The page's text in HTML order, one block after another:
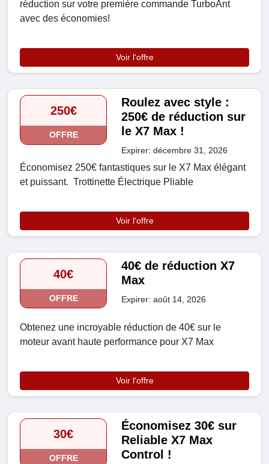
réduction sur votre première commande TurboAnt
avec des économies!
Voir l'offre
250€
OFFRE
Roulez avec style :
250€ de réduction sur
le X7 Max !
Expirer: décembre 31, 2026
Économisez 250€ fantastiques sur le X7 Max élégant
et puissant. Trottinette Électrique Pliable
Voir l'offre
40€
OFFRE
40€ de réduction X7
Max
Expirer: août 14, 2026
Obtenez une incroyable réduction de 40€ sur le
moteur avant haute performance pour X7 Max
Voir l'offre
30€
OFFRE
Économisez 30€ sur
Reliable X7 Max
Control !